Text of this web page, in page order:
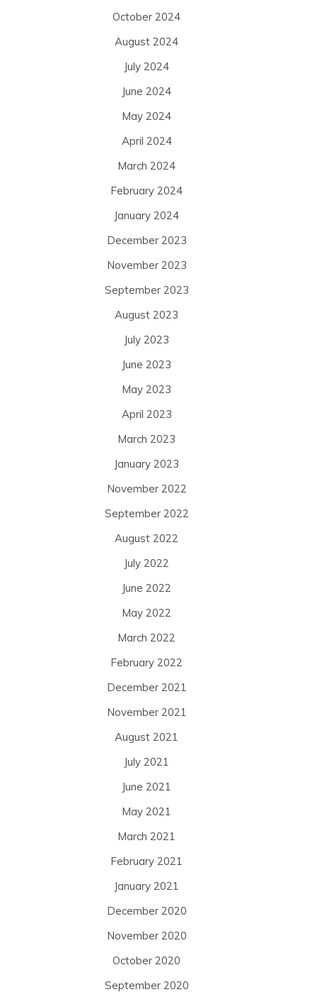
October 2024
August 2024
July 2024
June 2024
May 2024
April 2024
March 2024
February 2024
January 2024
December 2023
November 2023
September 2023
August 2023
July 2023
June 2023
May 2023
April 2023
March 2023
January 2023
November 2022
September 2022
August 2022
July 2022
June 2022
May 2022
March 2022
February 2022
December 2021
November 2021
August 2021
July 2021
June 2021
May 2021
March 2021
February 2021
January 2021
December 2020
November 2020
October 2020
September 2020